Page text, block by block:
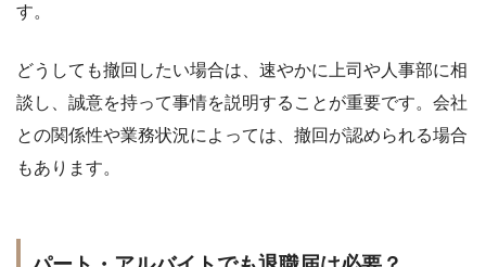
す。
どうしても撤回したい場合は、速やかに上司や人事部に相
談し、誠意を持って事情を説明することが重要です。会社
との関係性や業務状況によっては、撤回が認められる場合
もあります。